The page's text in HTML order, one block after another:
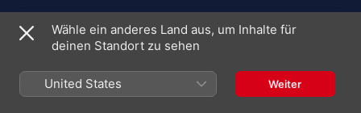
4 Santa Claus Is Comin' to Town
11. Dezember 2015
4 Titel, 11 Minuten
Wähle ein anderes Land aus, um Inhalte für
deinen Standort zu sehen
United States Weiter